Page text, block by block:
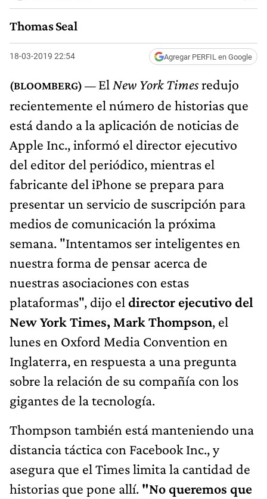
Thomas Seal
18-03-2019 22:54 Agregar PERFIL en Google
El New York Timesredujo
recientemente el número de historias que
está dando a la aplicación de noticias de
Apple Inc., informó el director ejecutivo
del editor del periódico, mientras el
fabricante del iPhone se prepara para
presentar un servicio de suscripción para
medios de comunicación la próxima
semana. "Intentamos ser inteligentes en
nuestra forma de pensar acerca de
nuestras asociaciones con estas
plataformas", dijo el director ejecutivo del
New York Times, Mark Thompson, el
lunes en Oxford Media Convention en
Inglaterra, en respuesta a una pregunta
sobre la relación de su compañía con los
gigantes de la tecnología.
Thompson también está manteniendo una
distancia táctica con Facebook Inc., y
asegura que el Times limita la cantidad de
historias que pone allí. "No queremos que